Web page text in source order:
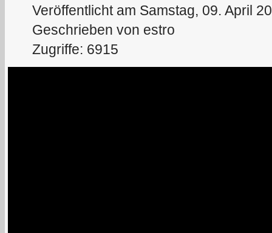
Veröffentlicht am Samstag, 09. April
Geschrieben von estro
Zugriffe: 6915